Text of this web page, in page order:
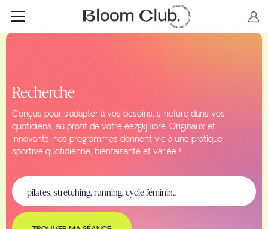
Recherche
Conçus pour s'adapter à vos besoins, s'inclure dans vos
quotidiens, au profit de votre éezgkjilibre. Originaux et
innovants, nos programmes donnent vie à une pratique
sportive quotidienne, bienfaisante et variée !